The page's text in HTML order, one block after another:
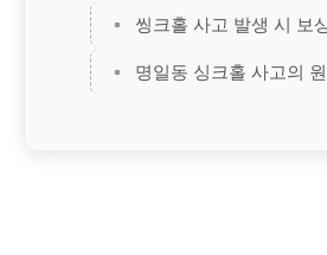
씽크홀 사고 발생 시 보
명일동 싱크홀 사고의